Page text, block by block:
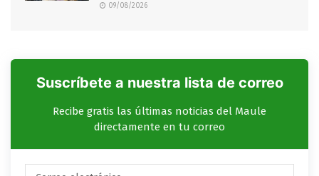
09/08/2026
Suscríbete a nuestra lista de correo
Recibe gratis las últimas noticias del Maule
directamente en tu correo